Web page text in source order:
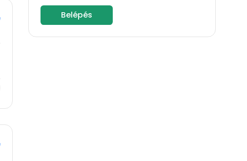
Belépés